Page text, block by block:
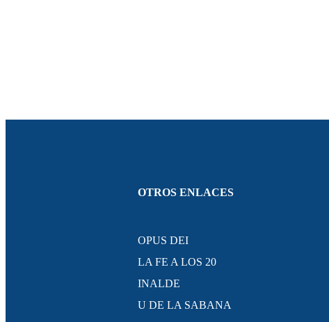
OTROS ENLACES
OPUS DEI
LA FE A LOS 20
INALDE
U DE LA SABANA